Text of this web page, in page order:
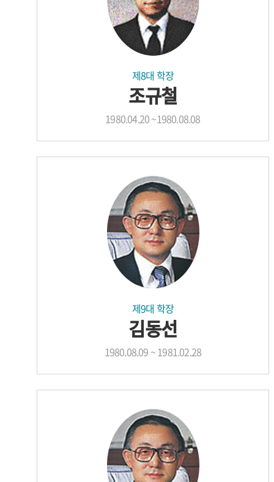
제8대 학장
조규철
1980.04.20 ~1980.08.08
제9대 학장
김동선
1980.08.09 ~ 1981.02.28